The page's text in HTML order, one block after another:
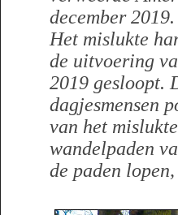
december 2019.
Het mislukte
de uitvoering
2019 gesloopt.
dagjesmensen
van het
wandelpaden
de paden